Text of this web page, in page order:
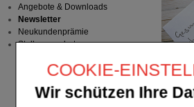
COOKIE-
Wir schützen Ihre
Angebote & Downloads
Newsletter
Neukundenprämie
Stellenangebote